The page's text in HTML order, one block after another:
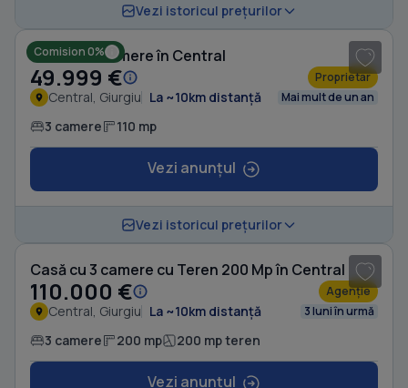
Vezi istoricul prețurilor
Comision 0%
Casă cu 3 camere în Central
49.999 € Proprietar
Central, Giurgiu La ~10km distanță Mai mult de un an
3 camere 110 mp
Vezi anunțul
Vezi istoricul prețurilor
Casă cu 3 camere cu Teren 200 Mp în Central
110.000 € Agenție
Central, Giurgiu La ~10km distanță 3 luni în urmă
3 camere 200 mp 200 mp teren
Vezi anunțul